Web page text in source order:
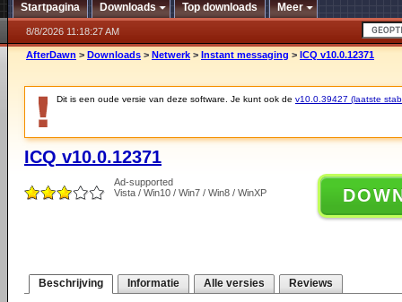
Startpagina Downloads Top downloads Meer
8/8/2026 11:18:27 AM
AfterDawn > Downloads > Netwerk > Instant messaging > ICQ v10.0.12371
Dit is een oude versie van deze software. Je kunt ook de v10.0.39427 (laatste
ICQ v10.0.12371
Ad-supported
Vista / Win10 / Win7 / Win8 / WinXP
Beschrijving Informatie Alle versies Reviews